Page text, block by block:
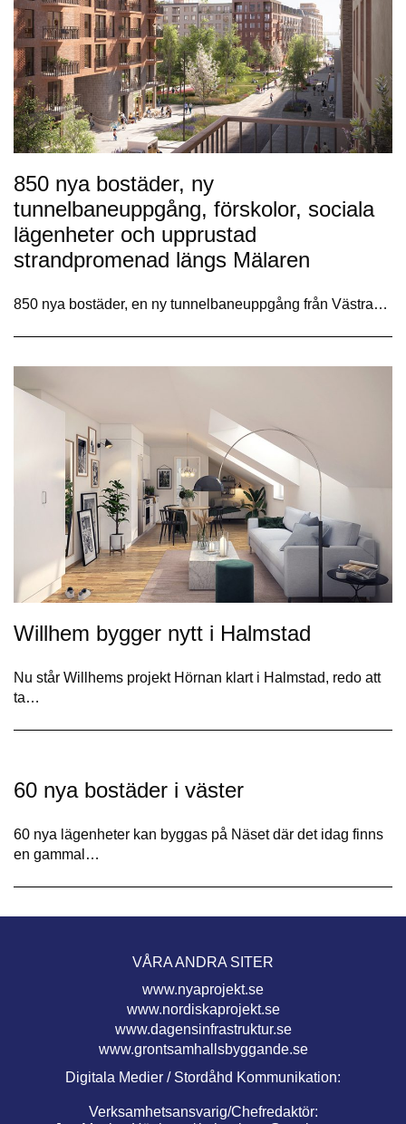
850 nya bostäder, ny
tunnelbaneuppgång, förskolor, sociala
lägenheter och upprustad
strandpromenad längs Mälaren
850 nya bostäder, en ny tunnelbaneuppgång från Västra…
Willhem bygger nytt i Halmstad
Nu står Willhems projekt Hörnan klart i Halmstad, redo att
ta…
60 nya bostäder i väster
60 nya lägenheter kan byggas på Näset där det idag finns
en gammal…
VÅRA ANDRA SITER
www.nyaprojekt.se
www.nordiskaprojekt.se
www.dagensinfrastruktur.se
www.grontsamhallsbyggande.se
Digitala Medier / Stordåhd Kommunikation:
Verksamhetsansvarig/Chefredaktör: